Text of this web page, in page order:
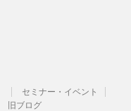
セミナー・イベント
旧ブログ